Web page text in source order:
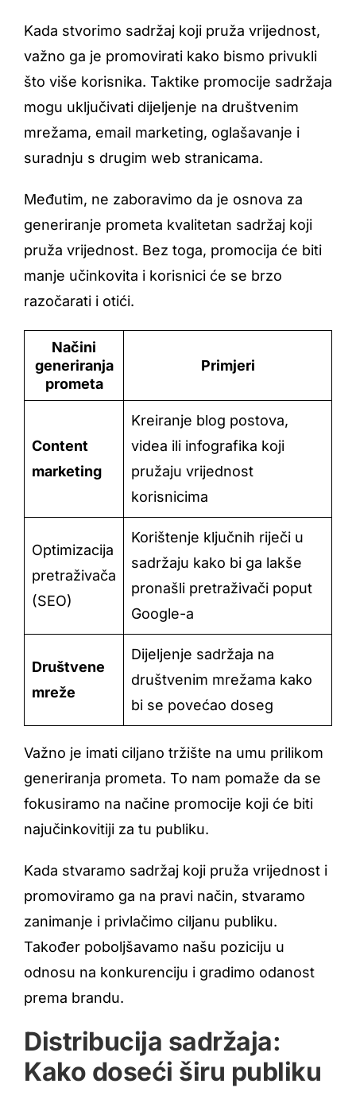
Kada stvorimo sadržaj koji pruža vrijednost,
važno ga je promovirati kako bismo privukli
što više korisnika. Taktike promocije sadržaja
mogu uključivati dijeljenje na društvenim
mrežama, email marketing, oglašavanje i
suradnju s drugim web stranicama.
Međutim, ne zaboravimo da je osnova za
generiranje prometa kvalitetan sadržaj koji
pruža vrijednost. Bez toga, promocija će biti
manje učinkovita i korisnici će se brzo
razočarati i otići.
Načini
generiranja
prometa
Primjeri
Content
marketing
Kreiranje blog postova,
videa ili infografika koji
pružaju vrijednost
korisnicima
Optimizacija
pretraživača
(SEO)
Korištenje ključnih riječi u
sadržaju kako bi ga lakše
pronašli pretraživači poput
Google-a
Društvene
mreže
Dijeljenje sadržaja na
društvenim mrežama kako
bi se povećao doseg
Važno je imati ciljano tržište na umu prilikom
generiranja prometa. To nam pomaže da se
fokusiramo na načine promocije koji će biti
najučinkovitiji za tu publiku.
Kada stvaramo sadržaj koji pruža vrijednost i
promoviramo ga na pravi način, stvaramo
zanimanje i privlačimo ciljanu publiku.
Također poboljšavamo našu poziciju u
odnosu na konkurenciju i gradimo odanost
prema brandu.
Distribucija sadržaja:
Kako doseći širu publiku